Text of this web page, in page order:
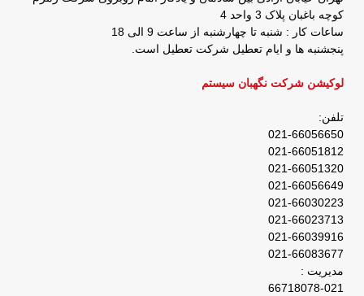
کوچه باغبان پلاک 3 واحد 4
ساعات کار : شنبه تا چهارشنبه از ساعت 9 الی 18
پنجشنبه ها و ایام تعطیل شرکت تعطیل است.
لوکیشن شرکت نگهبان سیستم
تلفن:
021-66056650
021-66051812
021-66051320
021-66056649
021-66030223
021-66023713
021-66039916
021-66083677
مدیریت :
66718078-021